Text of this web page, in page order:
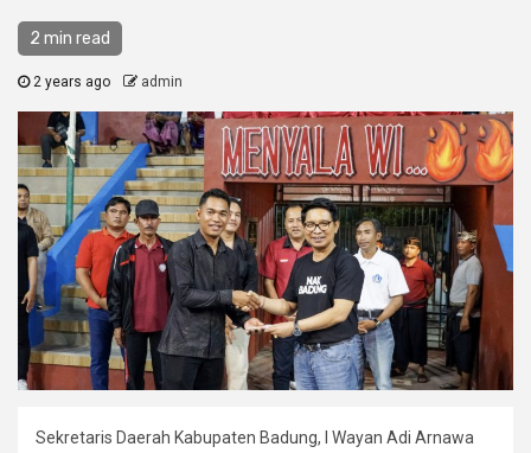
2 min read
2 years ago admin
Sekretaris Daerah Kabupaten Badung, l Wayan Adi Arnawa